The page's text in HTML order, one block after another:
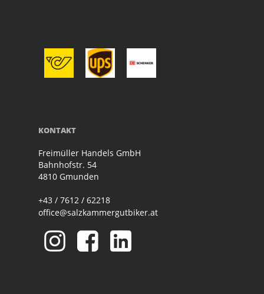
KONTAKT
Freimüller Handels GmbH
Bahnhofstr. 54
4810 Gmunden
+43 / 7612 / 62218
office@salzkammergutbiker.at